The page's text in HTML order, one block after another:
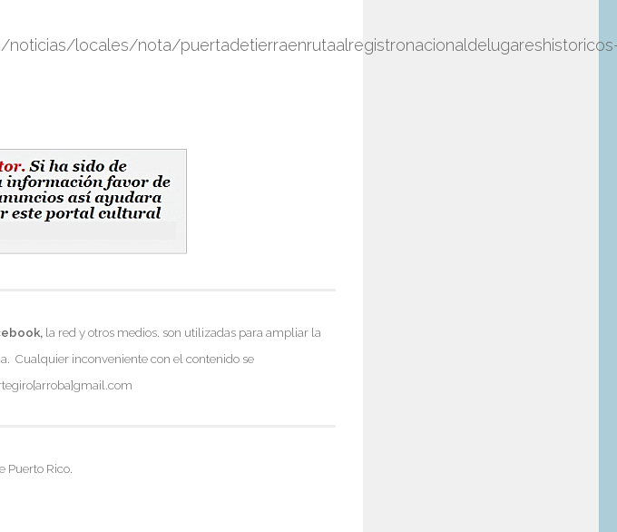
noticias/locales/nota/
la red y otros medios. son utilizadas para ampliar la
Cualquier inconveniente con el contenido se
Puerto Rico.